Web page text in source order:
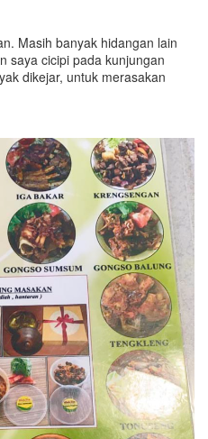
Masih banyak hidangan lain
saya cicipi pada kunjungan
dikejar, untuk merasakan